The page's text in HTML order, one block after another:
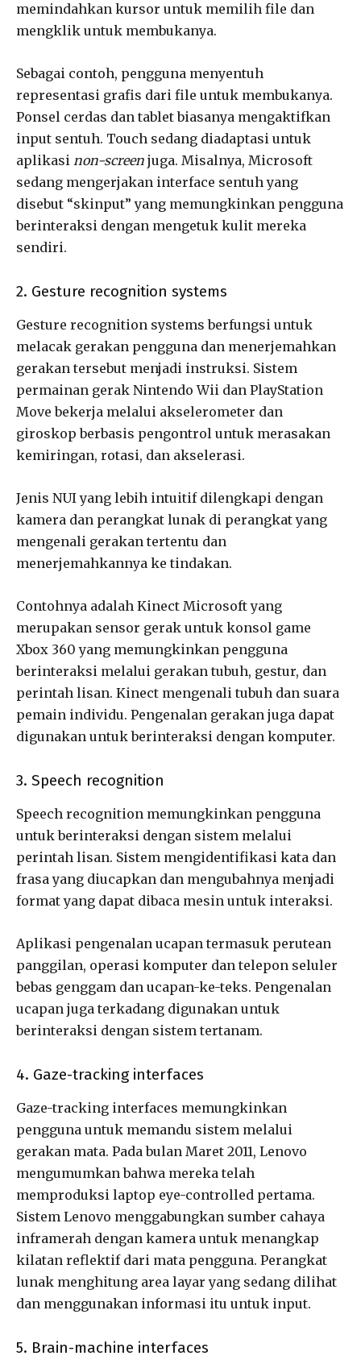
memindahkan kursor untuk memilih file dan
mengklik untuk membukanya.
Sebagai contoh, pengguna menyentuh
representasi grafis dari file untuk membukanya.
Ponsel cerdas dan tablet biasanya mengaktifkan
input sentuh. Touch sedang diadaptasi untuk
aplikasi non-screen juga. Misalnya, Microsoft
sedang mengerjakan interface sentuh yang
disebut “skinput” yang memungkinkan pengguna
berinteraksi dengan mengetuk kulit mereka
sendiri.
2. Gesture recognition systems
Gesture recognition systems berfungsi untuk
melacak gerakan pengguna dan menerjemahkan
gerakan tersebut menjadi instruksi. Sistem
permainan gerak Nintendo Wii dan PlayStation
Move bekerja melalui akselerometer dan
giroskop berbasis pengontrol untuk merasakan
kemiringan, rotasi, dan akselerasi.
Jenis NUI yang lebih intuitif dilengkapi dengan
kamera dan perangkat lunak di perangkat yang
mengenali gerakan tertentu dan
menerjemahkannya ke tindakan.
Contohnya adalah Kinect Microsoft yang
merupakan sensor gerak untuk konsol game
Xbox 360 yang memungkinkan pengguna
berinteraksi melalui gerakan tubuh, gestur, dan
perintah lisan. Kinect mengenali tubuh dan suara
pemain individu. Pengenalan gerakan juga dapat
digunakan untuk berinteraksi dengan komputer.
3. Speech recognition
Speech recognition memungkinkan pengguna
untuk berinteraksi dengan sistem melalui
perintah lisan. Sistem mengidentifikasi kata dan
frasa yang diucapkan dan mengubahnya menjadi
format yang dapat dibaca mesin untuk interaksi.
Aplikasi pengenalan ucapan termasuk perutean
panggilan, operasi komputer dan telepon seluler
bebas genggam dan ucapan-ke-teks. Pengenalan
ucapan juga terkadang digunakan untuk
berinteraksi dengan sistem tertanam.
4. Gaze-tracking interfaces
Gaze-tracking interfaces memungkinkan
pengguna untuk memandu sistem melalui
gerakan mata. Pada bulan Maret 2011, Lenovo
mengumumkan bahwa mereka telah
memproduksi laptop eye-controlled pertama.
Sistem Lenovo menggabungkan sumber cahaya
inframerah dengan kamera untuk menangkap
kilatan reflektif dari mata pengguna. Perangkat
lunak menghitung area layar yang sedang dilihat
dan menggunakan informasi itu untuk input.
5. Brain-machine interfaces